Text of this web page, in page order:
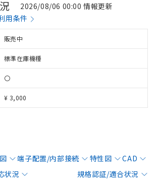
2026/08/06 00:00 情報更新
用条件
販売中
標準在庫機種
〇
¥ 3,000
端子配置/内部接続 特性図
CAD
状況
規格認証/適合状況